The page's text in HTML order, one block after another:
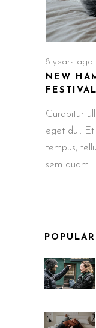
8 years ago
NEW
Curabitur
eget dui.
tempus,
sem quam